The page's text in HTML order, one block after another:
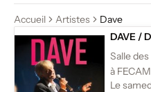
Accueil Artistes
Dave
DAVE /
Salle
à
Le